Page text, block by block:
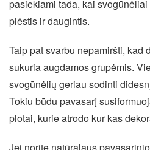
pasiekiami tada, kai
plėstis ir daugintis.
Taip pat svarbu nepamiršti, kad
sukuria augdamos grupėmis.
svogūnėlių geriau sodinti
Tokiu būdu pavasarį
plotai, kurie atrodo kur kas